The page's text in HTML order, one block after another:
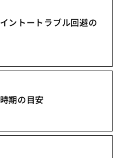
ントートラブル回避の
期の目安